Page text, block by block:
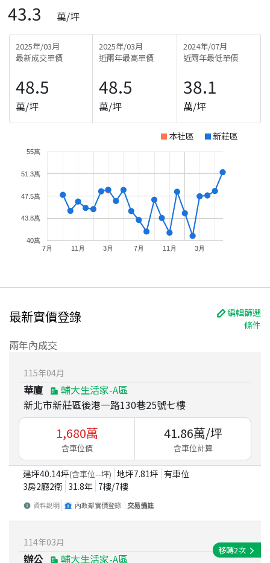
43.3 萬/坪
2025年/03月
最新成交單價
48.5
萬/坪
2025年/03月
近兩年最高單價
48.5
萬/坪
2024年/07月
近兩年最低單價
38.1
萬/坪
本社區 新莊區
7月 11月 3月 7月 11月 3月
40萬
43.8萬
47.5萬
51.3萬
55萬
最新實價登錄
編輯篩選
條件
兩年內成交
115年04月
華廈
輔大生活家-A區
新北市新莊區後港一路130巷25號七樓
1,680萬
含車位價
41.86萬/坪
含車位計算
建坪40.14坪(含車位--坪) 地坪7.81坪 有車位
3房2廳2衛 31.8年 7樓/7樓
資料說明 內政部實價登錄 交易備註
114年03月
辦公 輔大生活家-A區
移轉2次